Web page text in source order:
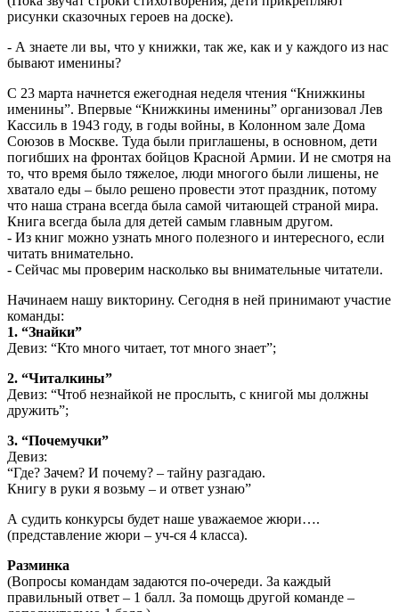
рисунки сказочных героев на доске).
- А знаете ли вы, что у книжки, так же, как и у каждого из нас
бывают именины?
С 23 марта начнется ежегодная неделя чтения “Книжкины
именины”. Впервые “Книжкины именины” организовал Лев
Кассиль в 1943 году, в годы войны, в Колонном зале Дома
Союзов в Москве. Туда были приглашены, в основном, дети
погибших на фронтах бойцов Красной Армии. И не смотря на
то, что время было тяжелое, люди многого были лишены, не
хватало еды – было решено провести этот праздник, потому
что наша страна всегда была самой читающей страной мира.
Книга всегда была для детей самым главным другом.
- Из книг можно узнать много полезного и интересного, если
читать внимательно.
- Сейчас мы проверим насколько вы внимательные читатели.
Начинаем нашу викторину. Сегодня в ней принимают участие
команды:
1. “Знайки”
Девиз: “Кто много читает, тот много знает”;
2. “Читалкины”
Девиз: “Чтоб незнайкой не прослыть, с книгой мы должны
дружить”;
3. “Почемучки”
Девиз:
“Где? Зачем? И почему? – тайну разгадаю.
Книгу в руки я возьму – и ответ узнаю”
А судить конкурсы будет наше уважаемое жюри….
(представление жюри – уч-ся 4 класса).
Разминка
(Вопросы командам задаются по-очереди. За каждый
правильный ответ – 1 балл. За помощь другой команде –